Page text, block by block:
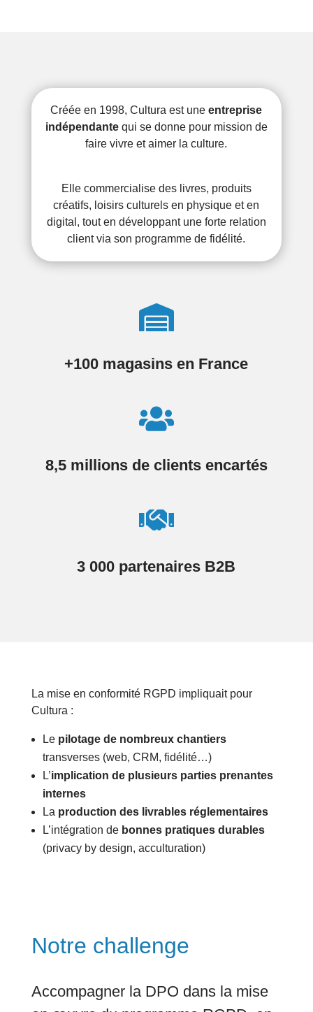
Créée en 1998, Cultura est uneentreprise
indépendantequi se donne pour mission de
faire vivre et aimer la culture.
Elle commercialise des livres, produits
créatifs, loisirs culturels en physique et en
digital, tout en développant une forte relation
client via son programme de fidélité.

+100 magasins en France

8,5 millions de clients encartés

3 000 partenaires B2B
La mise en conformité RGPD impliquait pour
Cultura :
Le pilotage de nombreux chantiers
transverses (web, CRM, fidélité…)
L’implication de plusieurs parties prenantes
internes
La production des livrables réglementaires
L’intégration de bonnes pratiques durables
(privacy by design, acculturation)
Notre challenge
Accompagner la DPO dans la mise